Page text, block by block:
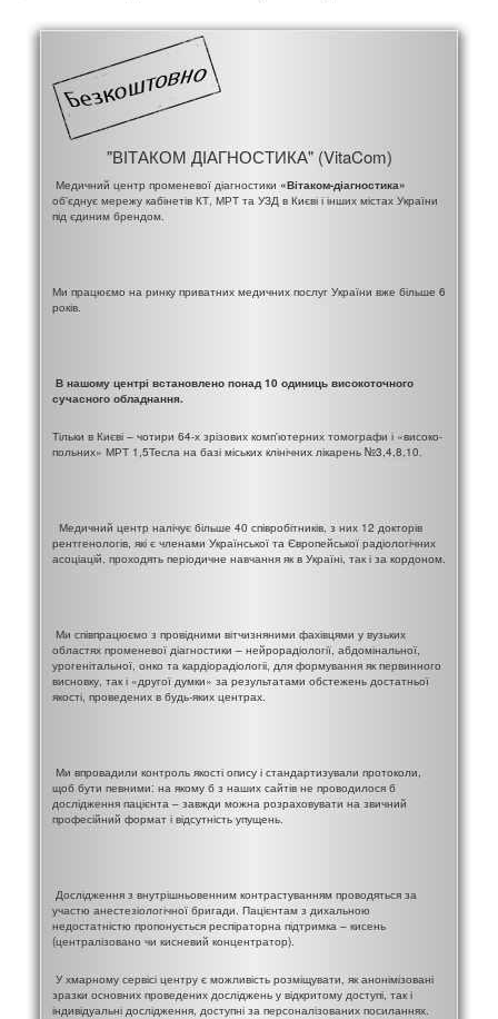
"ВІТАКОМ ДІАГНОСТИКА" (VitaCom)
Медичний центр променевої діагностики «Вітаком-діагностика»
об'єднує мережу кабінетів КТ, МРТ та УЗД в Києві і інших містах України
під єдиним брендом.
Ми працюємо на ринку приватних медичних послуг України вже більше 6
років.
В нашому центрі встановлено понад 10 одиниць високоточного
сучасного обладнання.
Тільки в Києві – чотири 64-х зрізових комп'ютерних томографи і «високо-
польних» МРТ 1,5Тесла на базі міських клінічних лікарень №3,4,8,10.
Медичний центр налічує більше 40 співробітників, з них 12 докторів
рентгенологів, які є членами Української та Європейської радіологічних
асоціацій, проходять періодичне навчання як в Україні, так і за кордоном.
Ми співпрацюємо з провідними вітчизняними фахівцями у вузьких
областях променевої діагностики – нейрорадіології, абдомінальної,
урогенітальної, онко та кардіорадіологіі, для формування як первинного
висновку, так і «другої думки» за результатами обстежень достатньої
якості, проведених в будь-яких центрах.
Ми впровадили контроль якості опису і стандартизували протоколи,
щоб бути певними: на якому б з наших сайтів не проводилося б
дослідження пацієнта – завжди можна розраховувати на звичний
професійний формат і відсутність упущень.
Дослідження з внутрішньовенним контрастуванням проводяться за
участю анестезіологічної бригади. Пацієнтам з дихальною
недостатністю пропонується респіраторна підтримка – кисень
(централізовано чи кисневий концентратор).
У хмарному сервісі центру є можливість розміщувати, як анонімізовані
зразки основних проведених досліджень у відкритому доступі, так і
індивідуальні дослідження, доступні за персоналізованих посиланнях.